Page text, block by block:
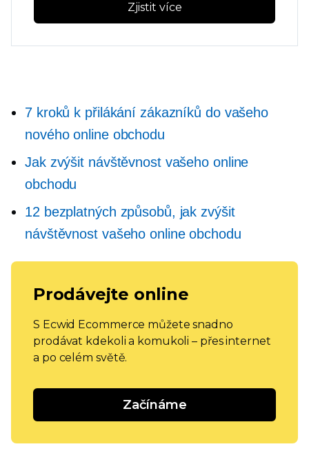
Zjistit více
7 kroků k přilákání zákazníků do vašeho
nového online obchodu
Jak zvýšit návštěvnost vašeho online
obchodu
12 bezplatných způsobů, jak zvýšit
návštěvnost vašeho online obchodu
Prodávejte online
S Ecwid Ecommerce můžete snadno
prodávat kdekoli a komukoli – přes internet
a po celém světě.
Začínáme